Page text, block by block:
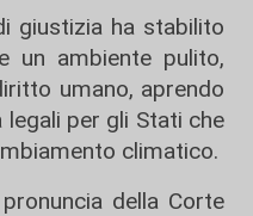
giustizia ha stabilito
un ambiente pulito,
umano, aprendo
per gli Stati che
climatico.
della Corte